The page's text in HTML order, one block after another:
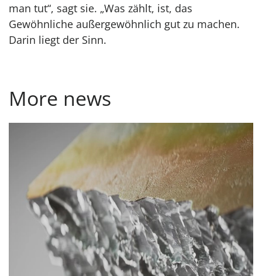
man tut“, sagt sie. „Was zählt, ist, das
Gewöhnliche außergewöhnlich gut zu machen.
Darin liegt der Sinn.
More news